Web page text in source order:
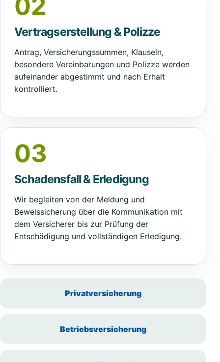
Vertragserstellung & Polizze
Antrag, Versicherungssummen, Klauseln,
besondere Vereinbarungen und Polizze werden
aufeinander abgestimmt und nach Erhalt
kontrolliert.
03
Schadensfall & Erledigung
Wir begleiten von der Meldung und
Beweissicherung über die Kommunikation mit
dem Versicherer bis zur Prüfung der
Entschädigung und vollständigen Erledigung.
Privatversicherung
Betriebsversicherung